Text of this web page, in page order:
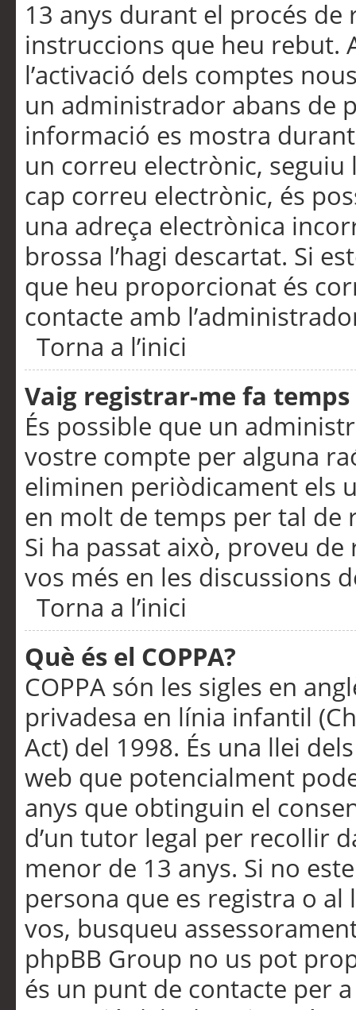
13 anys durant el procés de
instruccions que heu rebut.
l’activació dels comptes
un administrador abans de
informació es mostra
un correu electrònic,
cap correu electrònic, és
una adreça electrònica
brossa l’hagi descartat. Si
que heu proporcionat és
contacte amb
Torna a l’inici
Vaig registrar-me fa
És possible que un
vostre compte per alguna
eliminen periòdicament els
en molt de temps per tal de
Si ha passat això, proveu
vos més en les discussions
Torna a l’inici
Què és el COPPA?
COPPA són les sigles en
privadesa en línia infantil
Act) del 1998. És una llei
web que potencialment
anys que obtinguin el
d’un tutor legal per recollir
menor de 13 anys. Si no
persona que es registra o
vos, busqueu
phpBB Group no us pot
és un punt de contacte per